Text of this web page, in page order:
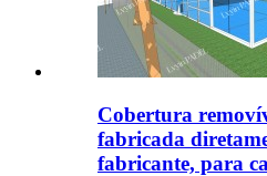
Cobertura
fabricada
fabricante, para